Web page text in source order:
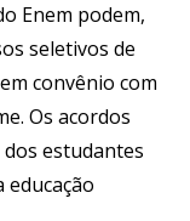
Enem podem,
seletivos de
convênio com
Os acordos
estudantes